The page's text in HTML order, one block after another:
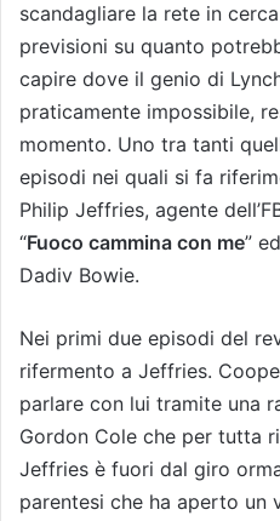
scandagliare la rete in
previsioni su quanto
capire dove il genio di
praticamente impossibile,
momento. Uno tra tanti
episodi nei quali si fa
Philip Jeffries, agente
“Fuoco cammina con me”
Dadiv Bowie.
Nei primi due episodi del
rifermento a Jeffries.
parlare con lui tramite una
Gordon Cole che per tutta
Jeffries è fuori dal giro
parentesi che ha aperto un